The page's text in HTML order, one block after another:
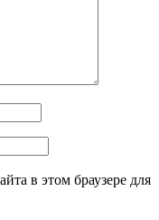
в этом браузере для